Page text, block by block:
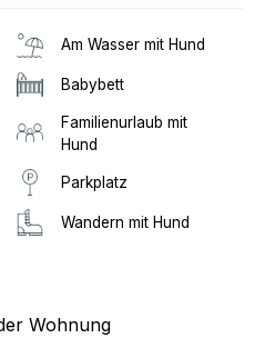
Am Wasser mit Hund
Babybett
Familienurlaub mit
Hund
Parkplatz
Wandern mit Hund
Wohnung